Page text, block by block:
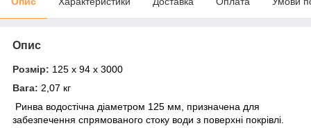
Опис
Розмір: 125 х 94 х 3000
Вага: 2,07 кг
Ринва водостічна діаметром 125 мм, призначена для
забезпечення спрямованого стоку води з поверхні покрівлі.